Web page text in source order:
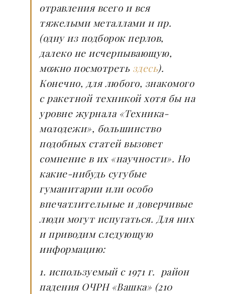
отравления всего и вся
тяжелыми металлами и пр.
(одну из подборок перлов,
далеко не исчерпывающую,
можно посмотреть здесь).
Конечно, для любого, знакомого
с ракетной техникой хотя бы на
уровне журнала «Техника-
молодежи», большинство
подобныхстатей вызовет
сомнение в их «научности». Но
какие-нибудь сугубые
гуманитарии или особо
впечатлительные и доверчивые
люди могут испугаться. Для них
и приводим следующую
информацию:
1. используемый с 1971 г. район
падения ОЧРН «Вашка» (210